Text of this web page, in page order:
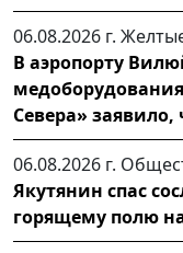
06.08.2026 г.
В аэропорту
Севера»
06.08.2026 г.
Якутянин спас
горящему полю